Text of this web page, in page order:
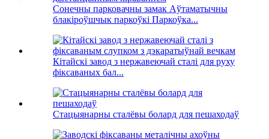
Сонечны парковачны замак Аўтаматычны
блакіроўшчык паркоўкі Паркоўка...
Кітайскі завод з нержавеючай сталі для руху
фіксаваных бал...
Стацыянарны сталёвы болард для пешаходаў